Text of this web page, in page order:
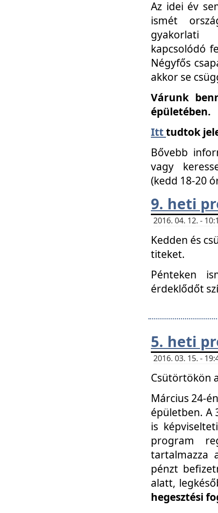
Az idei év
ismét
gyakorlati
kapcsolódó
Négyfős
akkor se
Várunk
épületében.
Itttudtok
Bővebb
vagy
(kedd 18-20
9. heti
2016. 04. 12. -
Kedden és
titeket.
Pénteken
érdeklődőt
5. heti
2016. 03. 15. -
Csütörtökön
Március 24-
épületben. A
is
program
tartalmazza
pénzt
alatt,
hegesztési